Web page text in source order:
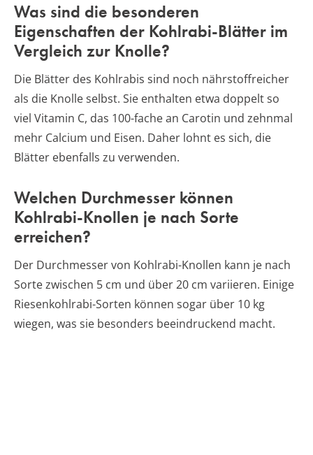
Was sind die besonderen
Eigenschaften der Kohlrabi-Blätter im
Vergleich zur Knolle?
Die Blätter des Kohlrabis sind noch nährstoffreicher
als die Knolle selbst. Sie enthalten etwa doppelt so
viel Vitamin C, das 100-fache an Carotin und zehnmal
mehr Calcium und Eisen. Daher lohnt es sich, die
Blätter ebenfalls zu verwenden.
Welchen Durchmesser können
Kohlrabi-Knollen je nach Sorte
erreichen?
Der Durchmesser von Kohlrabi-Knollen kann je nach
Sorte zwischen 5 cm und über 20 cm variieren. Einige
Riesenkohlrabi-Sorten können sogar über 10 kg
wiegen, was sie besonders beeindruckend macht.